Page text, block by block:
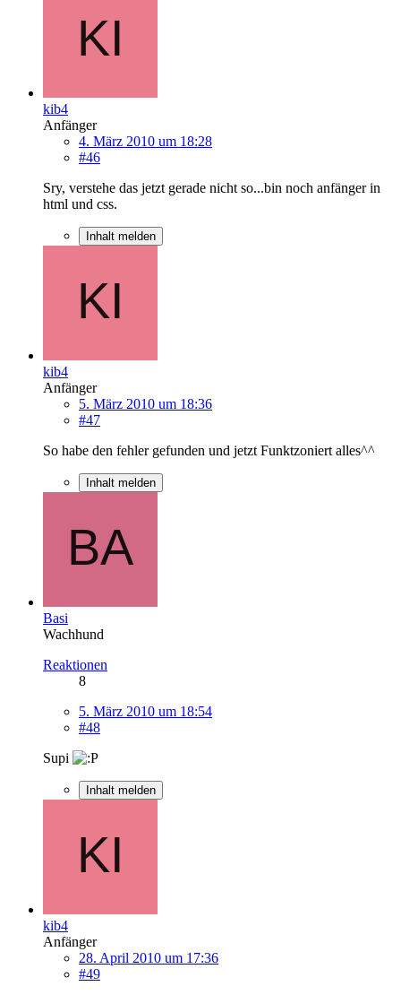
kib4
Anfänger
4. März 2010 um 18:28
#46
Sry, verstehe das jetzt gerade nicht so...bin noch anfänger in
html und css.
Inhalt melden
kib4
Anfänger
5. März 2010 um 18:36
#47
So habe den fehler gefunden und jetzt Funktzoniert alles^^
Inhalt melden
Basi
Wachhund
Reaktionen
8
5. März 2010 um 18:54
#48
Supi
Inhalt melden
kib4
Anfänger
28. April 2010 um 17:36
#49